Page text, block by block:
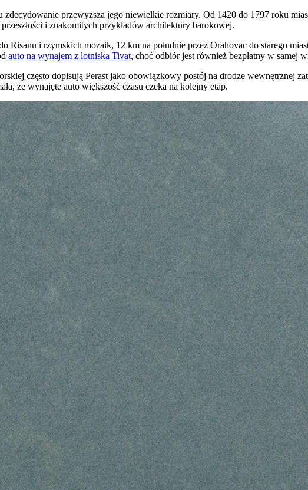
przewyższa jego niewielkie rozmiary. Od 1420 do 1797 roku
i znakomitych przykładów architektury barokowej.
Risanu i rzymskich mozaik, 12 km na południe przez Orahovac do starego
auto na wynajem z lotniska Tivat, choć odbiór jest również bezpłatny w samej
często dopisują Perast jako obowiązkowy postój na drodze wewnętrznej
że wynajęte auto większość czasu czeka na kolejny etap.